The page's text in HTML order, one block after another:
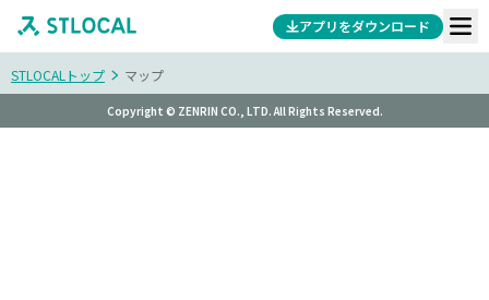
アプリをダウンロード
STLOCALトップ マップ
Copyright © ZENRIN CO., LTD. All Rights Reserved.